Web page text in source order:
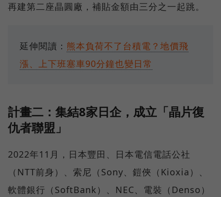
再建第二座晶圓廠，補貼金額由三分之一起跳。
延伸閱讀： 熊本負荷不了台積電？地價飛
漲、上下班塞車90分鐘也變日常
計畫二：集結8家日企，成立「晶片復
仇者聯盟」
2022年11月，日本豐田、日本電信電話公社
（NTT前身）、索尼（Sony、鎧俠（Kioxia）、
軟體銀行（SoftBank）、NEC、電裝（Denso）